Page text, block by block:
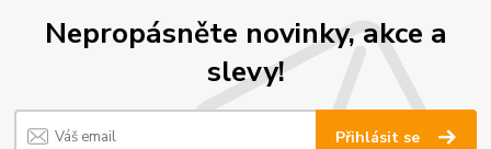
Nepropásněte novinky, akce a
slevy!
Přihlásit se